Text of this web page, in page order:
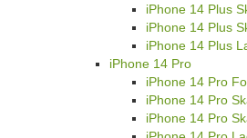
iPhone 14 Plus
iPhone 14 Plus
iPhone 14 Plus
iPhone 14 Pro
iPhone 14 Pro
iPhone 14 Pro
iPhone 14 Pro